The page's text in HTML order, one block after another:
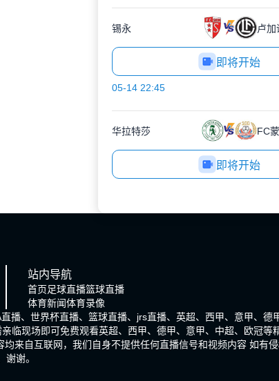
锡永 卢加
即将开始
05-14 22:45
华拉特莎 FC
即将开始
站内导航
首页足球直播篮球直播
体育新闻体育录像
播、世界杯直播、篮球直播、jrs直播、英超、西甲、意甲、德
临现场即可免费观看英超、西甲、德甲、意甲、中超、欧冠等
来自互联网，我们自身不提供任何直播信号和视频内容 如有
谢谢。